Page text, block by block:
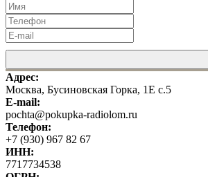
Адрес:
Москва, Бусиновская Горка, 1Е с.5
E-mail:
pochta@pokupka-radiolom.ru
Телефон:
+7 (930) 967 82 67
ИНН:
7717734538